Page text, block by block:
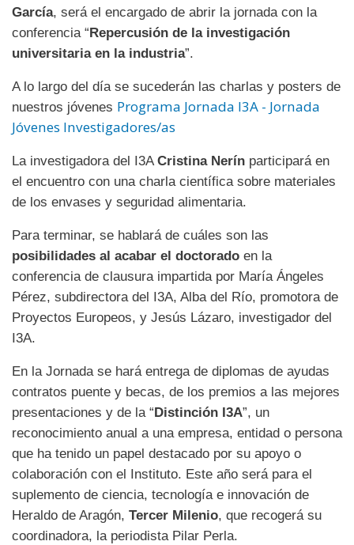
García, será el encargado de abrir la jornada con la
conferencia “Repercusión de la investigación
universitaria en la industria”.
A lo largo del día se sucederán las charlas y posters de
nuestros jóvenes Programa Jornada I3A - Jornada
Jóvenes Investigadores/as
La investigadora del I3A Cristina Nerín participará en
el encuentro con una charla científica sobre materiales
de los envases y seguridad alimentaria.
Para terminar, se hablará de cuáles son las
posibilidades al acabar el doctorado en la
conferencia de clausura impartida por María Ángeles
Pérez, subdirectora del I3A, Alba del Río, promotora de
Proyectos Europeos, y Jesús Lázaro, investigador del
I3A.
En la Jornada se hará entrega de diplomas de ayudas
contratos puente y becas, de los premios a las mejores
presentaciones y de la “Distinción I3A”, un
reconocimiento anual a una empresa, entidad o persona
que ha tenido un papel destacado por su apoyo o
colaboración con el Instituto. Este año será para el
suplemento de ciencia, tecnología e innovación de
Heraldo de Aragón, Tercer Milenio, que recogerá su
coordinadora, la periodista Pilar Perla.